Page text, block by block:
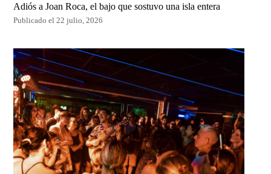
Adiós a Joan Roca, el bajo que sostuvo una isla entera
Publicado el 22 julio, 2026